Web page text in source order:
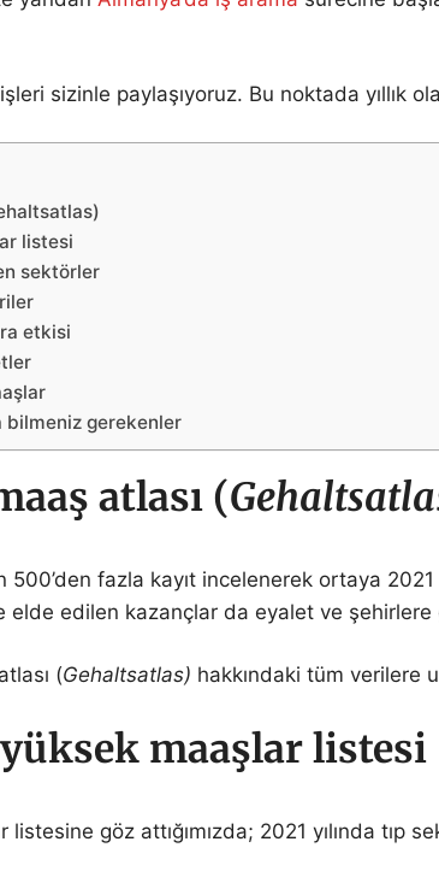
sizinle paylaşıyoruz. Bu noktada yıllık
listesi
sektörler
etkisi
bilmeniz gerekenler
atlası (
500’den fazla kayıt incelenerek ortaya
elde edilen kazançlar da eyalet ve
(Gehaltsatlas) hakkındaki tüm verilere
maaşlar listesi
listesine göz attığımızda; 2021 yılında